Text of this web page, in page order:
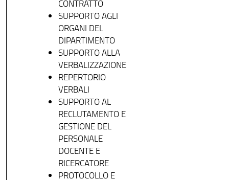
CONTRATTO
SUPPORTO AGLI
ORGANI DEL
DIPARTIMENTO
SUPPORTO ALLA
VERBALIZZAZIONE
REPERTORIO
VERBALI
SUPPORTO AL
RECLUTAMENTO E
GESTIONE DEL
PERSONALE
DOCENTE E
RICERCATORE
PROTOCOLLO E